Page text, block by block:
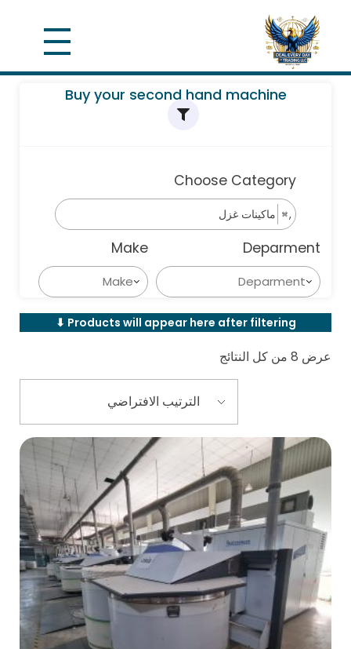
Buy your second hand machine
Choose Category
× ماكينات غزل
Deparment
Make
Products will appear here after filtering ⬇︎
عرض ⁦8⁩ من كل النتائج